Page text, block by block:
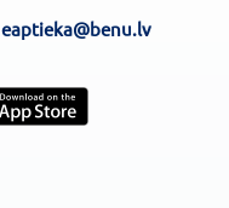
eaptieka@benu.lv